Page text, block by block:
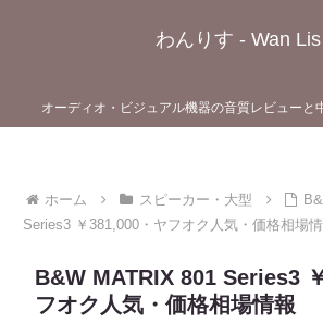
わんりす - Wan
オーディオ・ビジュアル機器の音質レビューと
ホーム スピーカー・大型
Series3 ￥381,000・ヤフオク人気・価格相場
B&W MATRIX 801 Series3
フオク人気・価格相場情報